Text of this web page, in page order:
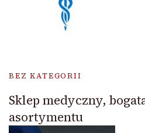
BEZ KATEGORII
Sklep medyczny,
asortymentu